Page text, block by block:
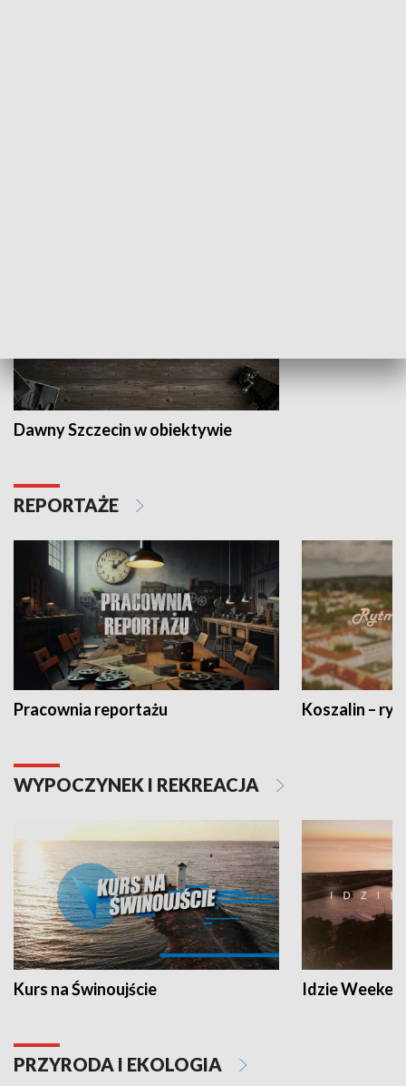
Dawny Szczecin w obiektywie
REPORTAŻE
Pracownia reportażu Koszalin –
WYPOCZYNEK I REKREACJA
Kurs na Świnoujście Idzie
PRZYRODA I EKOLOGIA